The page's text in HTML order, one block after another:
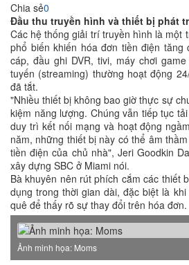
Chia sẻ0
Đầu thu truyền hình và thiết bị phát
Các hệ thống giải trí truyền hình là một
phổ biến khiến hóa đơn tiền điện
cáp, đầu ghi DVR, tivi, máy chơi
tuyến (streaming) thường hoạt động
đã tắt.
"Nhiều thiết bị không bao giờ thực sự
kiệm năng lượng. Chúng vẫn tiếp tục
duy trì kết nối mạng và hoạt động
năm, những thiết bị này có thể âm
tiền điện của chủ nhà", Jeri Goodkin
xây dựng SBC ở Miami nói.
Bà khuyên nên rút phích cắm các thiết
dụng trong thời gian dài, đặc biệt là
quê để thấy rõ sự thay đổi trên hóa đơn.
Ảnh minh họa: Moms